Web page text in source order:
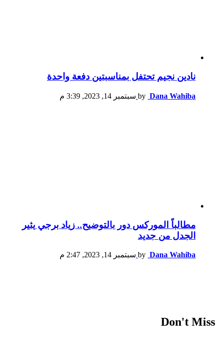
نادين نجيم تحتفل بمناسبتين دفعة واحدة
by Dana Wahiba سبتمبر 14, 2023, 3:39 م
مطالباً الموركس دور بالتوضيح.. زياد برجي يثير
الجدل من جديد
by Dana Wahiba سبتمبر 14, 2023, 2:47 م
Don't Miss